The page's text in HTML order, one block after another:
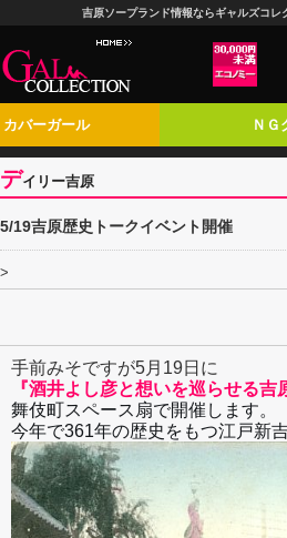
吉原ソープランド情報ならギャルズコレ
カバーガール ＮＧ
デイリー吉原
5/19吉原歴史トークイベント開催
>
手前みそですが5月19日に
『酒井よし彦と想いを巡らせる吉
舞伎町スペース扇で開催します。
今年で361年の歴史をもつ江戸新吉